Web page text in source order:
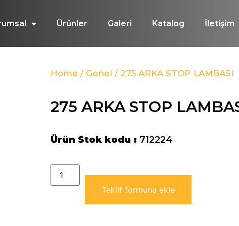
Ürünler Galeri Katalog İletişim
Home / Genel / 275 ARKA STOP LAMBASI
275 ARKA STOP
Ürün Stok kodu : 712224
Teklif formuna ekle